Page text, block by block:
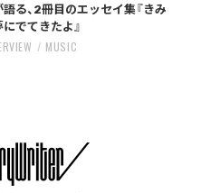
語る、2冊目のエッセイ集『きみ
でてきたよ』
MUSIC